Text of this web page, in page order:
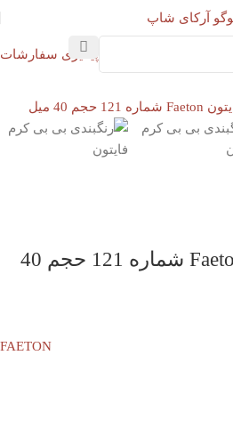
پیگیری سفارشات
بی بی کرم فایتون Faeton شماره 121 حجم 40
FAETON